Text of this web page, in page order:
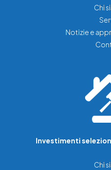
Chi
Notizie e
Investimenti
Chi